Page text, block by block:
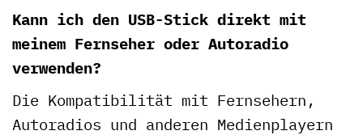
Kann ich den USB-Stick direkt mit
meinem Fernseher oder Autoradio
verwenden?
Die Kompatibilität mit Fernsehern,
Autoradios und anderen Medienplayern